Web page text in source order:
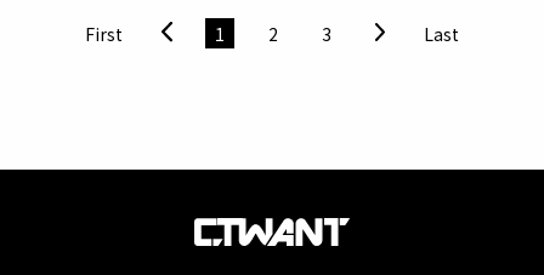
同一家餐廳，粉絲每次都熱情要求合照，但游書庭3次都忘
了出門前打點，3次都留下「懊悔」合照。除了戲劇，他在
來，詢問：「你是不是那個youtuber游書庭，我都有跳你
力製作的影片，能在戲劇外有一些影響力，「我拍影片，自
己包辦企劃、拍照、甚至連剪接都不假他人之手，所以只能
First 1 2 3 Last